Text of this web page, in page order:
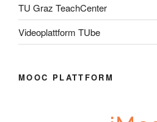
TU Graz TeachCenter
Videoplattform TUbe
MOOC PLATTFORM